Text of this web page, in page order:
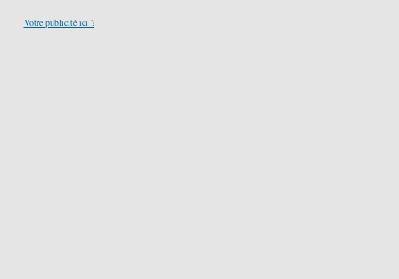
Votre publicité ici ?